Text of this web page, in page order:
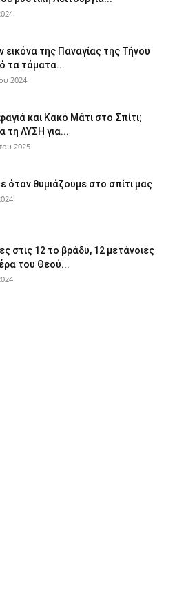
εικόνα της Παναγίας της Τήνου
τα τάματα...
2024
και Κακό Μάτι στο Σπίτι;
τη ΛΥΣΗ για...
2025
όταν θυμιάζουμε στο σπίτι μας
στις 12 το βράδυ, 12 μετάνοιες
του Θεού...